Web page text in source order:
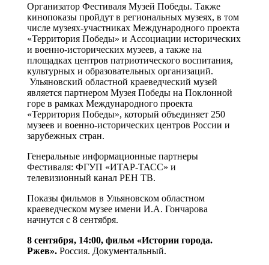
Организатор Фестиваля Музей Победы. Также
кинопоказы пройдут в региональных музеях, в том
числе музеях-участниках Международного проекта
«Территория Победы» и Ассоциации исторических
и военно-исторических музеев, а также на
площадках центров патриотического воспитания,
культурных и образовательных организаций.
Ульяновский областной краеведческий музей
является партнером Музея Победы на Поклонной
горе в рамках Международного проекта
«Территория Победы», который объединяет 250
музеев и военно-исторических центров России и
зарубежных стран.
Генеральные информационные партнеры
Фестиваля: ФГУП «ИТАР-ТАСС» и
телевизионный канал РЕН ТВ.
Показы фильмов в Ульяновском областном
краеведческом музее имени И.А. Гончарова
начнутся с 8 сентября.
8 сентября, 14:00, фильм «Истории города.
Ржев». Россия. Документальный.